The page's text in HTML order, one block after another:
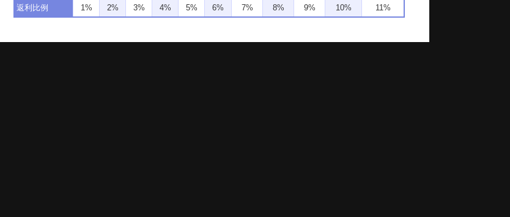
返利比例
1% 2% 3% 4% 5% 6% 7% 8% 9% 10% 11%